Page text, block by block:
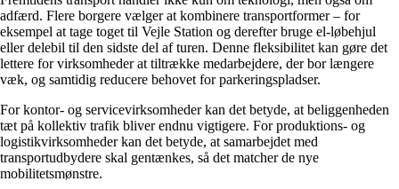
adfærd. Flere borgere vælger at kombinere transportformer – for
eksempel at tage toget til Vejle Station og derefter bruge el-løbehjul
eller delebil til den sidste del af turen. Denne fleksibilitet kan gøre det
lettere for virksomheder at tiltrække medarbejdere, der bor længere
væk, og samtidig reducere behovet for parkeringspladser.
For kontor- og servicevirksomheder kan det betyde, at beliggenheden
tæt på kollektiv trafik bliver endnu vigtigere. For produktions- og
logistikvirksomheder kan det betyde, at samarbejdet med
transportudbydere skal gentænkes, så det matcher de nye
mobilitetsmønstre.